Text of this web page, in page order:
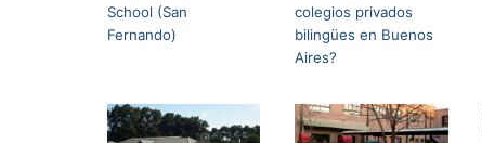
School (San
Fernando)
colegios privados
bilingües en Buenos
Aires?